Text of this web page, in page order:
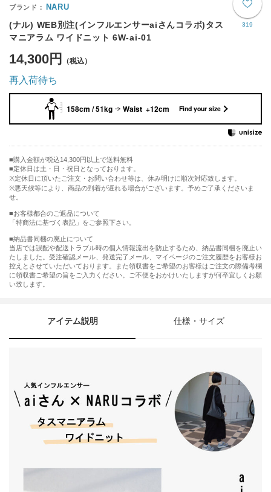
319
NARU
(ナル) WEB別注(インフルエンサーaiさんコラボ)タス
マニアラム ワイドニット 6W-ai-01
14,300円
再入荷待ち
158cm / 51kg Waist +12cm Find your size
購入金額が税込14,300円以上で送料無料
定休日は土・日・祝日となっております。
※定休日に頂いたご注文・お問い合わせ等は、休み明けに順次対応致します。
※悪天候等により、商品の到着が遅れる場合がございます。予めご了承くださいま
せ。
■お客様都合のご返品について
「特商法に基づく表記」をご参照下さい。
■納品書同梱の廃止について
当店では誤配や配送トラブル時の個人情報流出を防止するため、納品書同梱を廃止い
たしました。受注確認メール、発送完了メール、マイページのご注文履歴をお客様お
控えとさせていただいております。また領収書をご希望のお客様はご注文の際備考欄
に領収書ご希望の旨をご入力ください。ご不便をおかけいたしますが何卒宜しくお願
い致します。
アイテム説明 仕様・サイズ